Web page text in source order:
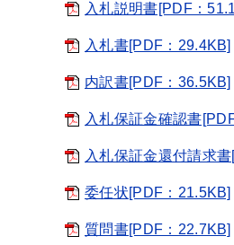
入札説明書[PDF：
入札書[PDF：29.4KB]
内訳書[PDF：36.5KB]
入札保証金確認書
入札保証金還付請求
委任状[PDF：21.5KB]
質問書[PDF：22.7KB]